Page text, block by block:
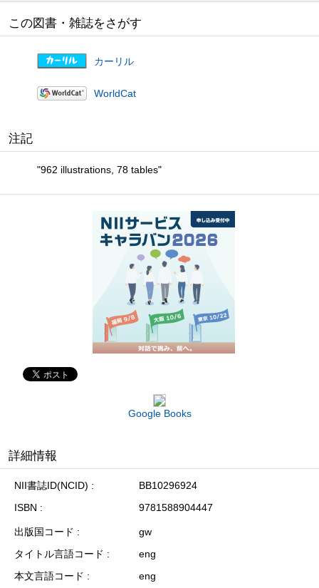
この図書・雑誌をさがす
カーリル
WorldCat
注記
"962 illustrations, 78 tables"
Google Books
詳細情報
NII書誌ID(NCID)
BB10296924
ISBN
9781588904447
出版国コード
gw
タイトル言語コード
eng
本文言語コード
eng